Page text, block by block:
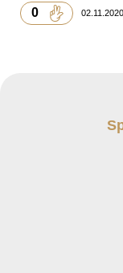
0 02.11.2020